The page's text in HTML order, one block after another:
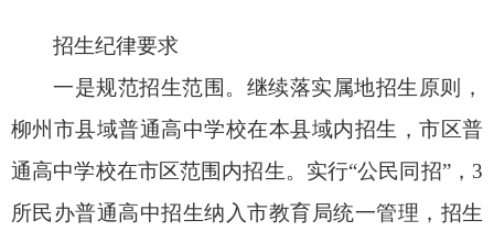
招生纪律要求
一是规范招生范围。继续落实属地招生原则，
柳州市县域普通高中学校在本县域内招生，市区普
通高中学校在市区范围内招生。实行“公民同招”，3
所民办普通高中招生纳入市教育局统一管理，招生